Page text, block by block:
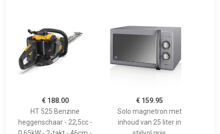
€ 188.00
HT 525 Benzine
heggenschaar - 22,5cc -
€ 159.95
Solo magnetron met
inhoud van 25 liter in